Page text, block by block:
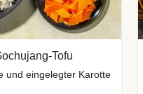
Tofu
und eingelegter Karotte